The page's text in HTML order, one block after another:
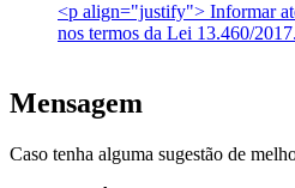
<p align="justify"> Informar
nos termos da Lei 13.460/
Mensagem
Caso tenha alguma sugestão de